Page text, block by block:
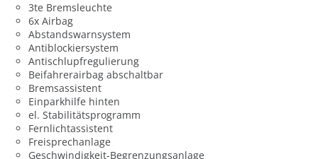
3te Bremsleuchte
6x Airbag
Abstandswarnsystem
Antiblockiersystem
Antischlupfregulierung
Beifahrerairbag abschaltbar
Bremsassistent
Einparkhilfe hinten
el. Stabilitätsprogramm
Fernlichtassistent
Freisprechanlage
Geschwindigkeit-Begrenzungsanlage